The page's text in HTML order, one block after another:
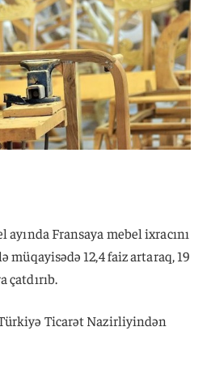
Fransaya mebel ixracını
12,4 faiz artaraq, 19
çatdırıb.
Ticarət Nazirliyindən